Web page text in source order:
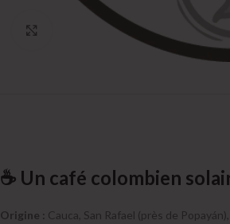
Click to enlarge
☕ Un café colombien
Origine : Cauca, San Rafael (près de